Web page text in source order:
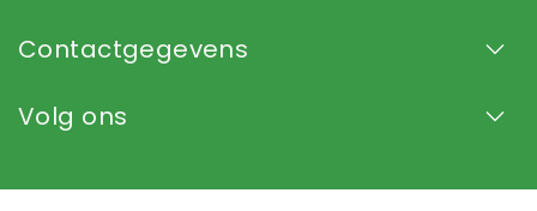
Contactgegevens
Volg ons